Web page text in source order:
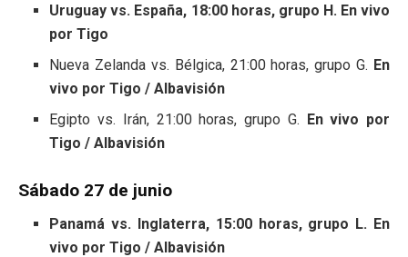
Uruguay vs. España, 18:00 horas, grupo H. En vivo
por Tigo
Nueva Zelanda vs. Bélgica, 21:00 horas, grupo G. En
vivo por Tigo / Albavisión
Egipto vs. Irán, 21:00 horas, grupo G. En vivo por
Tigo / Albavisión
Sábado 27 de junio
Panamá vs. Inglaterra, 15:00 horas, grupo L. En
vivo por Tigo / Albavisión